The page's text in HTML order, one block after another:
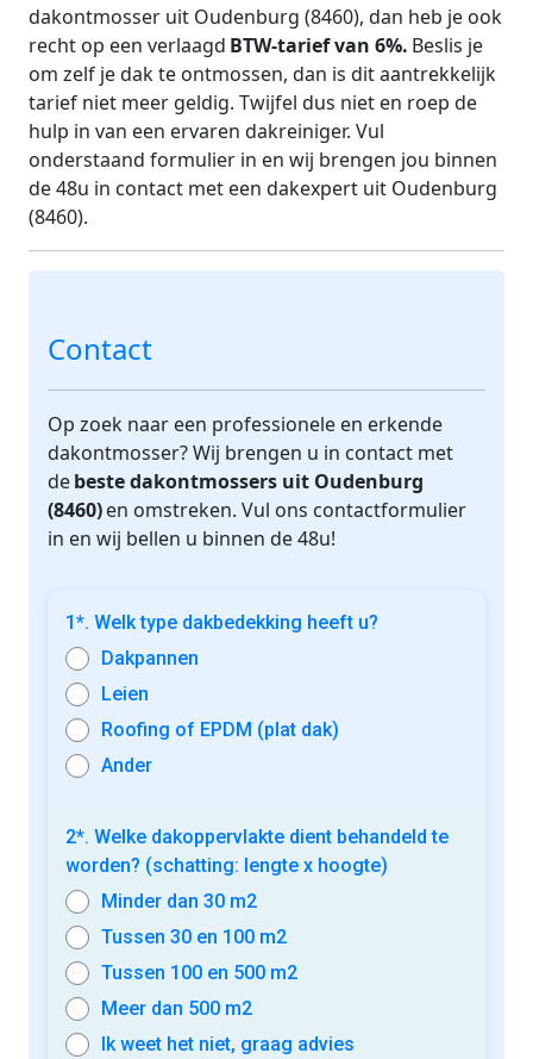
dakontmosser uit Oudenburg (8460), dan heb je ook
recht op een verlaagd BTW-tarief van 6%. Beslis je
om zelf je dak te ontmossen, dan is dit aantrekkelijk
tarief niet meer geldig. Twijfel dus niet en roep de
hulp in van een ervaren dakreiniger. Vul
onderstaand formulier in en wij brengen jou binnen
de 48u in contact met een dakexpert uit Oudenburg
(8460).
Contact
Op zoek naar een professionele en erkende
dakontmosser? Wij brengen u in contact met
debeste dakontmossers uit Oudenburg
(8460)en omstreken. Vul ons contactformulier
in en wij bellen u binnen de 48u!
1*. Welk type dakbedekking heeft u?
Dakpannen
Leien
Roofing of EPDM (plat dak)
Ander
2*. Welke dakoppervlakte dient behandeld te
worden? (schatting: lengte x hoogte)
Minder dan 30 m2
Tussen 30 en 100 m2
Tussen 100 en 500 m2
Meer dan 500 m2
Ik weet het niet, graag advies